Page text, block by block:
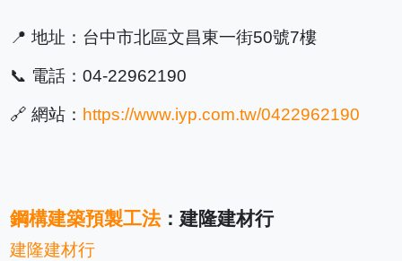
📍 地址：台中市北區文昌東一街50號7樓
📞 電話：04-22962190
🔗 網站： https://www.iyp.com.tw/0422962190
鋼構建築預製工法：建隆建材行
建隆建材行